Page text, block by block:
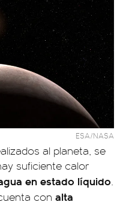
ESA/NASA
al planeta, se
suficiente calor
en estado líquido.
con alta